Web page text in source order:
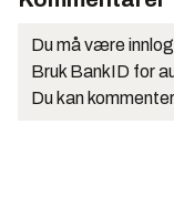
Du må være
Bruk BankID for
Du kan